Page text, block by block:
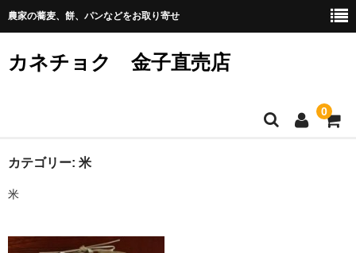
農家の蕎麦、餅、パンなどをお取り寄せ
カネチョク 金子直売店
0
ホーム
カテゴリー: 米
米